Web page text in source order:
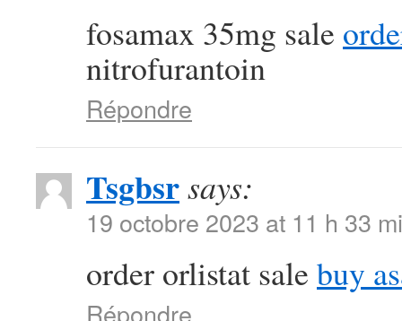
fosamax 35mg sale
nitrofurantoin
Répondre
Tsgbsrsays:
19 octobre 2023 at 11 h 33
order orlistat sale buy
Répondre